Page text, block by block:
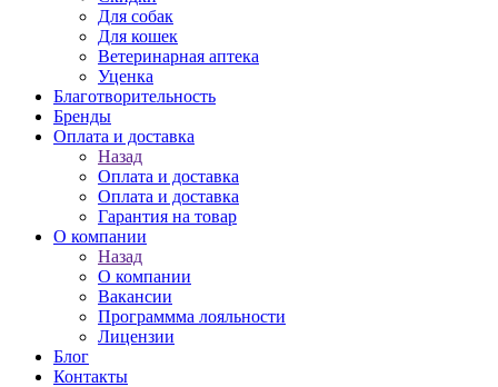
Для собак
Для кошек
Ветеринарная аптека
Уценка
Благотворительность
Бренды
Оплата и доставка
Назад
Оплата и доставка
Оплата и доставка
Гарантия на товар
О компании
Назад
О компании
Вакансии
Программма лояльности
Лицензии
Блог
Контакты